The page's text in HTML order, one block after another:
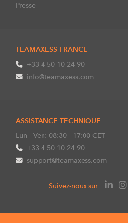
Presse
TEAMAXESS FRANCE
+33 4 50 10 24 90
info@teamaxess.com
ASSISTANCE TECHNIQUE
Lun - Ven: 08:30 - 17:00 CET
+33 4 50 10 24 90
support@teamaxess.com
Suivez-nous sur